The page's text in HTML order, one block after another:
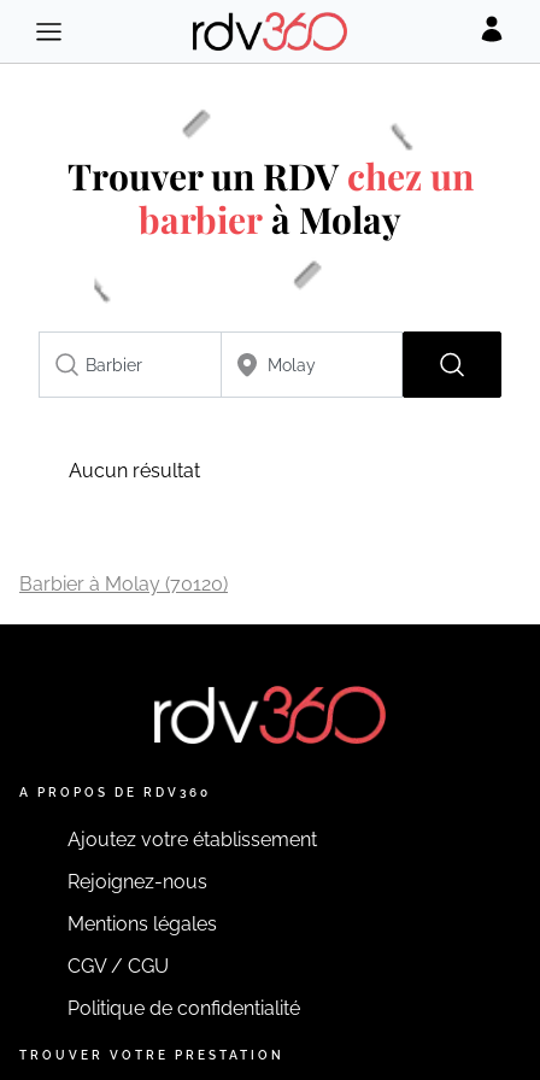
Trouver un RDVchez un
barbierà Molay
Aucun résultat
Barbier à Molay (70120)
A PROPOS DE RDV360
Ajoutez votre établissement
Rejoignez-nous
Mentions légales
CGV / CGU
Politique de confidentialité
TROUVER VOTRE PRESTATION